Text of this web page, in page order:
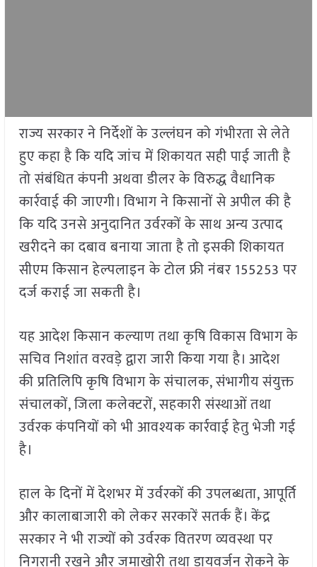
राज्य सरकार ने निर्देशों के उल्लंघन को गंभीरता से लेते
हुए कहा है कि यदि जांच में शिकायत सही पाई जाती है
तो संबंधित कंपनी अथवा डीलर के विरुद्ध वैधानिक
कार्रवाई की जाएगी। विभाग ने किसानों से अपील की है
कि यदि उनसे अनुदानित उर्वरकों के साथ अन्य उत्पाद
खरीदने का दबाव बनाया जाता है तो इसकी शिकायत
सीएम किसान हेल्पलाइन के टोल फ्री नंबर 155253 पर
दर्ज कराई जा सकती है।
यह आदेश किसान कल्याण तथा कृषि विकास विभाग के
सचिव निशांत वरवड़े द्वारा जारी किया गया है। आदेश
की प्रतिलिपि कृषि विभाग के संचालक, संभागीय संयुक्त
संचालकों, जिला कलेक्टरों, सहकारी संस्थाओं तथा
उर्वरक कंपनियों को भी आवश्यक कार्रवाई हेतु भेजी गई
है।
हाल के दिनों में देशभर में उर्वरकों की उपलब्धता, आपूर्ति
और कालाबाजारी को लेकर सरकारें सतर्क हैं। केंद्र
सरकार ने भी राज्यों को उर्वरक वितरण व्यवस्था पर